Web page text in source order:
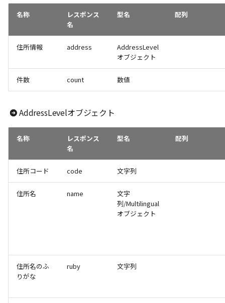
名称
レスポンス
名
型名 配列
住所情報 address
AddressLevel
オブジェクト
件数 count 数値
AddressLevelオブジェクト
名称
レスポンス
名
型名 配列
住所コード code 文字列
住所名 name
文字
列/Multilingual
オブジェクト
住所名のふ
りがな
ruby 文字列